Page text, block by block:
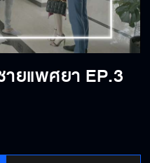
ายแพศยา EP.3
Scene ชายแพศยา EP.7